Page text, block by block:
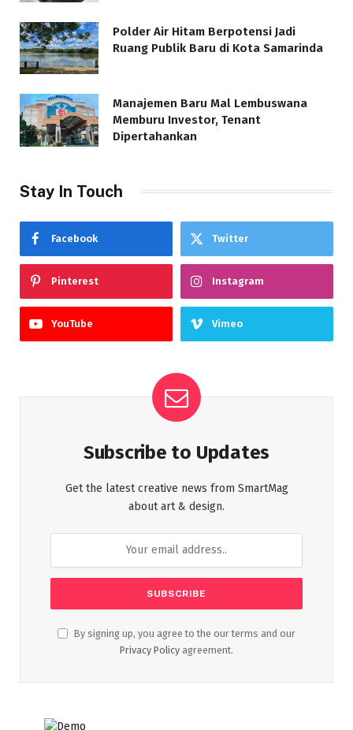
Polder Air Hitam Berpotensi Jadi
Ruang Publik Baru di Kota Samarinda
Manajemen Baru Mal Lembuswana
Memburu Investor, Tenant
Dipertahankan
Stay In Touch
Facebook Twitter
Pinterest Instagram
YouTube Vimeo
Subscribe to Updates
Get the latest creative news from SmartMag
about art & design.
By signing up, you agree to the our terms and our
Privacy Policy agreement.